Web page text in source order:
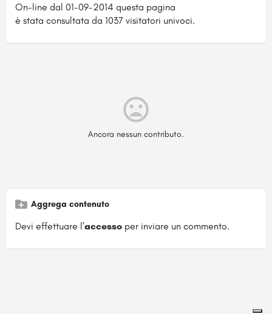
On-line dal 01-09-2014 questa pagina
è stata consultata da 1037 visitatori univoci.
Ancora nessun contributo.
Aggrega contenuto
Devi effettuare l'accesso per inviare un commento.